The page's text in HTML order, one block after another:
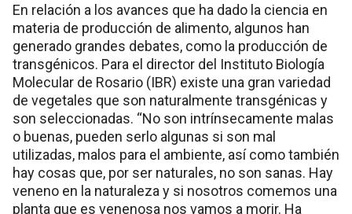
En relación a los avances que ha dado la ciencia en
materia de producción de alimento, algunos han
generado grandes debates, como la producción de
transgénicos. Para el director del Instituto Biología
Molecular de Rosario (IBR) existe una gran variedad
de vegetales que son naturalmente transgénicas y
son seleccionadas. “No son intrínsecamente malas
o buenas, pueden serlo algunas si son mal
utilizadas, malos para el ambiente, así como también
hay cosas que, por ser naturales, no son sanas. Hay
veneno en la naturaleza y si nosotros comemos una
planta que es venenosa nos vamos a morir. Ha